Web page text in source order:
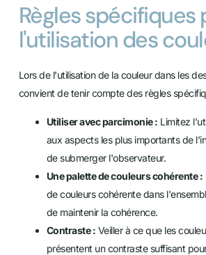
Règles spécifiques
l'utilisation des
Lors de l'utilisation de la couleur dans les
convient de tenir compte des règles
Utiliser avec parcimonie : Limitez
aux aspects les plus importants de
de submerger l'observateur.
Une palette de couleurs cohérente :
de couleurs cohérente dans
de maintenir la cohérence.
Contraste : Veiller à ce que les
présentent un contraste suffisant